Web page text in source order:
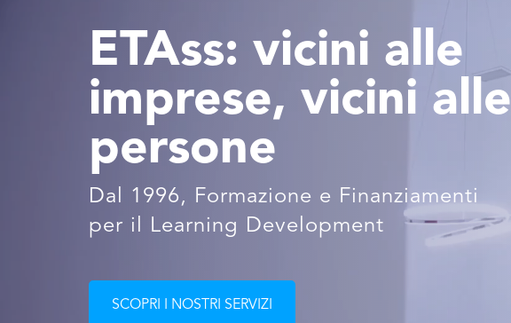
ETAss: vicini alle
imprese, vicini alle
persone
Dal 1996, Formazione e Finanziamenti
per il Learning Development
SCOPRI I NOSTRI SERVIZI